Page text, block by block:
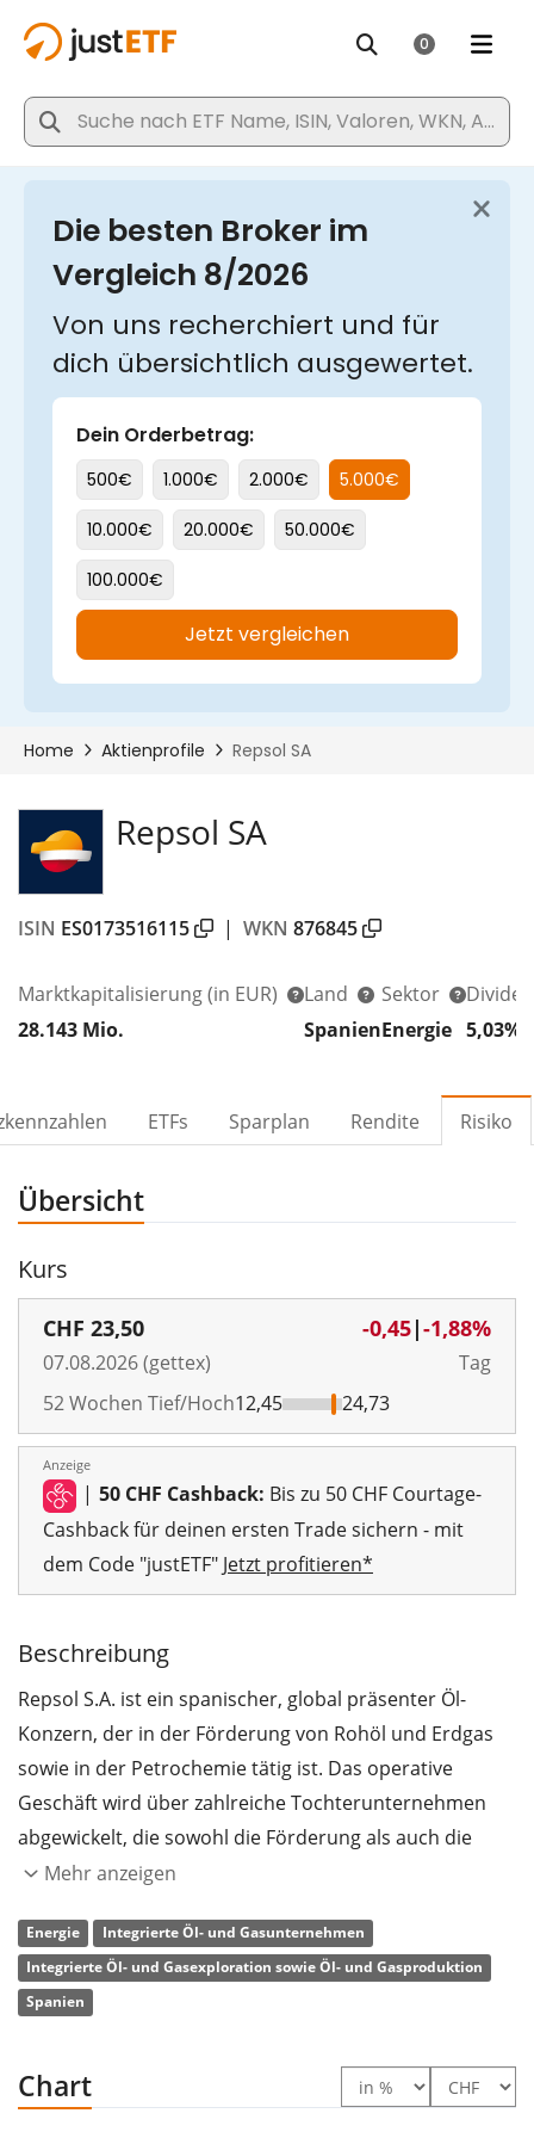
Repsol SA
ISIN ES0173516115 | WKN 876845
Marktkapitalisierung(in EUR)
28.143 Mio.
Land
Spanien
Sektor
Energie 5,03%
ETFs Sparplan Rendite Risiko
Übersicht
Kurs
CHF 23,50
07.08.2026 (gettex)
-0,45|-1,88%
Tag
52 Wochen Tief/Hoch12,45 24,73
Anzeige
| 50 CHF Cashback: Bis zu 50 CHF Courtage-
Cashback für deinen ersten Trade sichern - mit
dem Code "justETF" Jetzt profitieren*
Beschreibung
Repsol S.A. ist ein spanischer, global präsenter Öl-
Konzern, der in der Förderung von Rohöl und Erdgas
sowie in der Petrochemie tätig ist. Das operative
Geschäft wird über zahlreiche Tochterunternehmen
abgewickelt, die sowohl die Förderung als auch die
Raffination und die Energieerzeugung der Öl- und
werden an Endverbraucher, Transportunternehmen
und Grossabnehmer der Luftfahrtindustrie verkauft.
Dabei vertreibt Repsol seine Produkte über ein
Verkaufsstellen in Europa und Lateinamerika, wovon
sich allein über 3000 in Spanien befinden. Die
Mehr anzeigen
Energie
Integrierte Öl- und Gasunternehmen
Integrierte Öl- und Gasexploration sowie Öl- und Gasproduktion
Spanien
Chart